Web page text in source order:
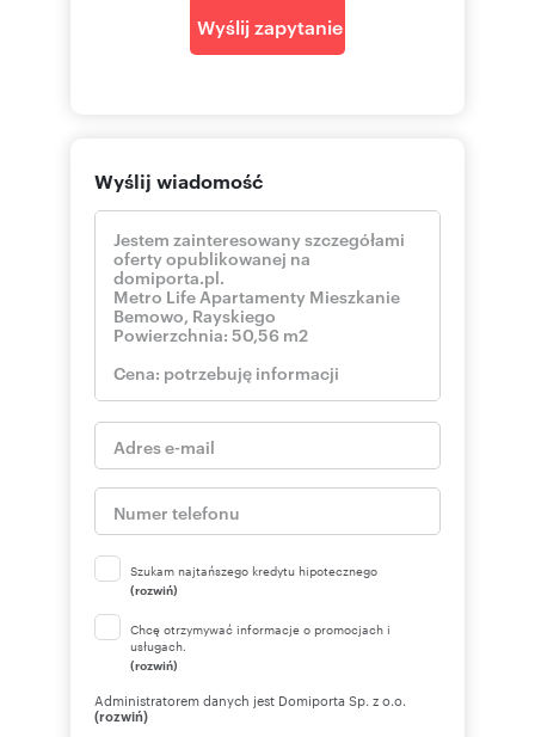
Wyślij zapytanie
Wyślij wiadomość
Szukam najtańszego kredytu hipotecznego
(rozwiń)
Chcę otrzymywać informacje o promocjach i
usługach.
(rozwiń)
Administratorem danych jest Domiporta Sp. z o.o.
(rozwiń)